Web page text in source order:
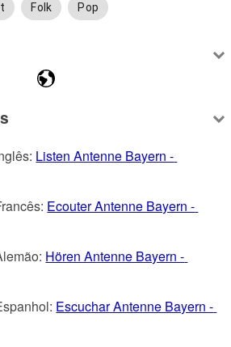
Folk Pop
Listen Antenne Bayern -
Ecouter Antenne Bayern -
Hören Antenne Bayern -
Escuchar Antenne Bayern -